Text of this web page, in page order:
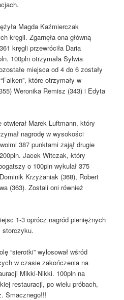
Magda Kaźmierczak
kręgli. Zgarnęła ona główną
kręgli przewróciła Daria
100pln otrzymała Sylwia
miejsca od 4 do 6 zostały
które otrzymały w
Weronika Remisz (343) i Edyta
Marek Luftmann, który
nagrodę w wysokości
387 punktami zajął drugie
Jacek Witczak, który
o 100pln wykulał 375
Krzyżaniak (368), Robert
(363). Zostali oni również
1-3 oprócz nagród pieniężnych
storczyku.
“sierotki” wylosował wśród
w czasie zakończenia na
Mikki-Nikki. 100pln na
restauracji, po wielu próbach,
Smacznego!!!